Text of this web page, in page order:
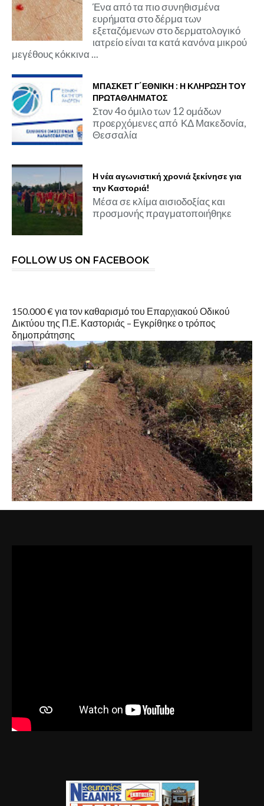
Ένα από τα πιο συνηθισμένα
ευρήματα στο δέρμα των
εξεταζόμενων στο δερματολογικό
ιατρείο είναι τα κατά κανόνα μικρού
μεγέθους κόκκινα ...
ΜΠΑΣΚΕΤ Γ΄ΕΘΝΙΚΗ : Η ΚΛΗΡΩΣΗ ΤΟΥ
ΠΡΩΤΑΘΛΗΜΑΤΟΣ
Στον 4ο όμιλο των 12 ομάδων
προερχόμενες από ΚΔ Μακεδονία,
Θεσσαλία
Η νέα αγωνιστική χρονιά ξεκίνησε για
την Καστοριά!
Μέσα σε κλίμα αισιοδοξίας και
προσμονής πραγματοποιήθηκε
FOLLOW US ON FACEBOOK
150.000 € για τον καθαρισμό του Επαρχιακού Οδικού
Δικτύου της Π.Ε. Καστοριάς – Εγκρίθηκε ο τρόπος
δημοπράτησης